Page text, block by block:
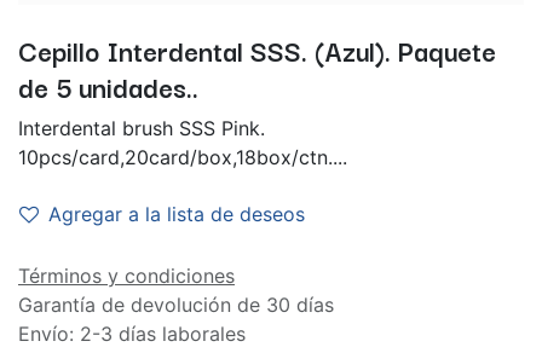
Cepillo Interdental SSS. (Azul). Paquete
de 5 unidades..
Interdental brush SSS Pink.
10pcs/card,20card/box,18box/ctn....
Agregar a la lista de deseos
Términos y condiciones
Garantía de devolución de 30 días
Envío: 2-3 días laborales